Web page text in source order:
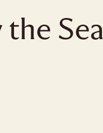
Sea